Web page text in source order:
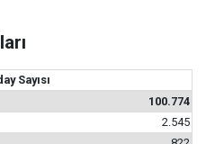
Sayısı
100.774
2.545